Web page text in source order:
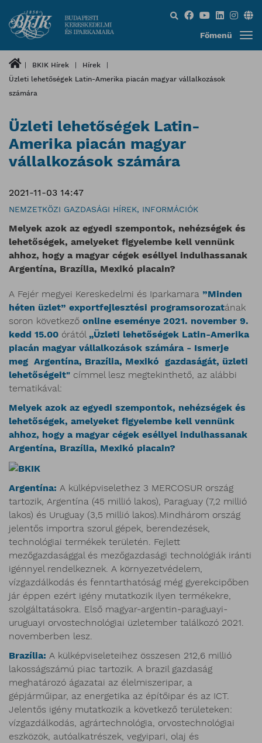
Keresés...
Főmenü
BKIK Hírek
Hírek
Üzleti lehetőségek Latin-Amerika piacán magyar vállalkozások
számára
Üzleti lehetőségek Latin-
Amerika piacán magyar
vállalkozások számára
2021-11-03 14:47
NEMZETKÖZI GAZDASÁGI HÍREK, INFORMÁCIÓK
Melyek azok az egyedi szempontok, nehézségek és
lehetőségek, amelyeket figyelembe kell vennünk
ahhoz, hogy a magyar cégek eséllyel indulhassanak
Argentína, Brazília, Mexikó piacain?
A Fejér megyei Kereskedelmi és Iparkamara ”Minden
héten üzlet” exportfejlesztési programsorozatának
soron következő online eseménye 2021. november 9.
kedd 15.00 órától „Üzleti lehetőségek Latin-Amerika
piacán magyar vállalkozások számára - Ismerje
meg Argentína, Brazília, Mexikó gazdaságát, üzleti
lehetőségeit" címmel lesz megtekinthető, az alábbi
tematikával:
Melyek azok az egyedi szempontok, nehézségek és
lehetőségek, amelyeket figyelembe kell vennünk
ahhoz, hogy a magyar cégek eséllyel indulhassanak
Argentína, Brazília, Mexikó piacain?
Argentína: A külképviselethez 3 MERCOSUR ország
tartozik, Argentína (45 millió lakos), Paraguay (7,2 millió
lakos) és Uruguay (3,5 millió lakos).Mindhárom ország
jelentős importra szorul gépek, berendezések,
technológiai termékek területén. Fejlett
mezőgazdasággal és mezőgazdasági technológiák iránti
igénnyel rendelkeznek. A környezetvédelem,
vízgazdálkodás és fenntarthatóság még gyerekcipőben
jár éppen ezért igény mutatkozik ilyen termékekre,
szolgáltatásokra. Első magyar-argentin-paraguayi-
uruguayi orvostechnológiai üzletember találkozó 2021.
novemberben lesz.
Brazília: A külképviseleteihez összesen 212,6 millió
lakosságszámú piac tartozik. A brazil gazdaság
meghatározó ágazatai az élelmiszeripar, a
gépjárműipar, az energetika az építőipar és az ICT.
Jelentős igény mutatkozik a következő területeken:
vízgazdálkodás, agrártechnológia, orvostechnológiai
eszközök, autóalkatrészek, vegyipari, olaj és